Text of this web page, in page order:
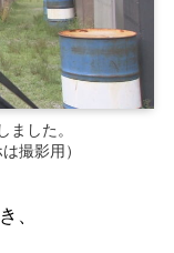
ました。
撮影用）
、